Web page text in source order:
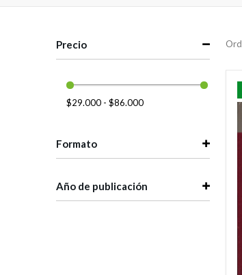
Precio
$29.000 - $86.000
Formato
Año de publicación